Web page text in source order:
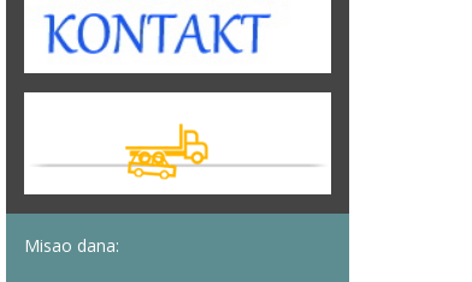
Misao dana: